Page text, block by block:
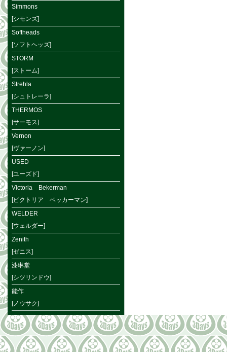
Simmons
[シモンズ]
Softheads
[ソフトヘッズ]
STORM
[ストーム]
Strehla
[シュトレーラ]
THERMOS
[サーモス]
Vernon
[ヴァーノン]
USED
[ユーズド]
Victoria Bekerman
[ビクトリア ベッカーマン]
WELDER
[ウェルダー]
Zenith
[ゼニス]
漆琳堂
[シツリンドウ]
能作
[ノウサク]